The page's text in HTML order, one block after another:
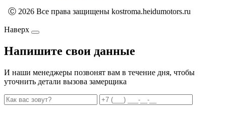
Ⓒ 2026 Все права защищены kostroma.heidumotors.ru
Наверх
Напишите свои данные
И наши менеджеры позвонят вам в течение дня, чтобы
уточнить детали вызова замерщика